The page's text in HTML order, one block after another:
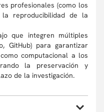
profesionales (como los
reproducibilidad de la
que integren múltiples
GitHub) para garantizar
computacional a los
la preservación y
de la investigación.